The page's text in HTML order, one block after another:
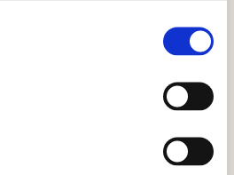
goudlaken betalen.
was het hét teken dat
zon schitterde je zo fel dat